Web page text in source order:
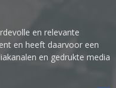
en relevante
en heeft daarvoor een
en gedrukte media